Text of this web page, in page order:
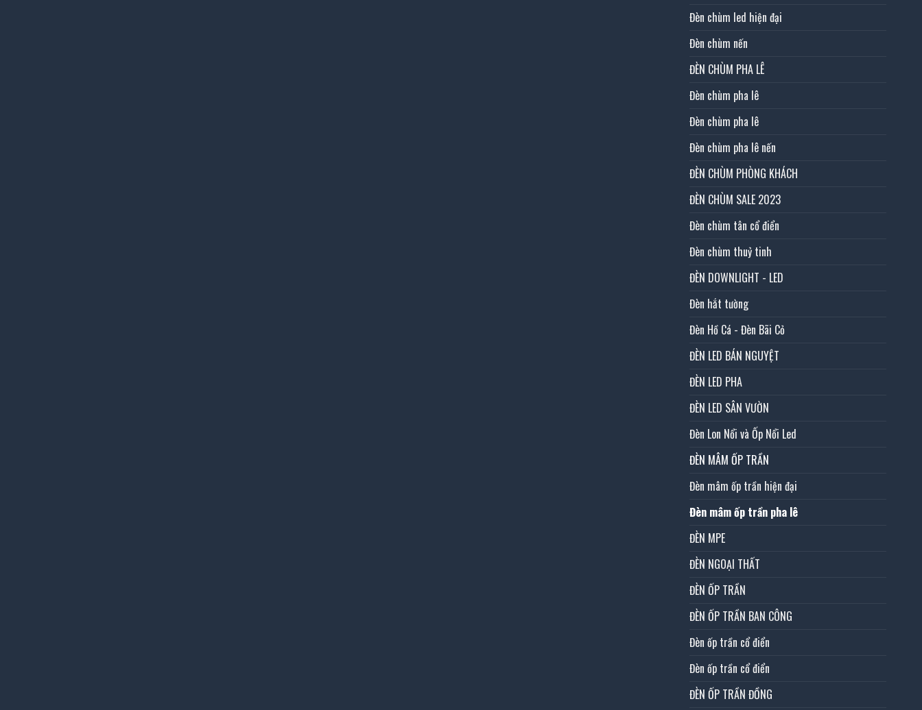
Đèn chùm led hiện đại
Đèn chùm nến
ĐÈN CHÙM PHA LÊ
Đèn chùm pha lê
Đèn chùm pha lê
Đèn chùm pha lê nến
ĐÈN CHÙM PHÒNG KHÁCH
ĐÈN CHÙM SALE 2023
Đèn chùm tân cổ điển
Đèn chùm thuỷ tinh
ĐÈN DOWNLIGHT - LED
Đèn hắt tường
Đèn Hồ Cá - Đèn Bãi Cỏ
ĐÈN LED BÁN NGUYỆT
ĐÈN LED PHA
ĐÈN LED SÂN VƯỜN
Đèn Lon Nổi và Ốp Nổi Led
ĐÈN MÂM ỐP TRẦN
Đèn mâm ốp trần hiện đại
Đèn mâm ốp trần pha lê
ĐÈN MPE
ĐÈN NGOẠI THẤT
ĐÈN ỐP TRẦN
ĐÈN ỐP TRẦN BAN CÔNG
Đèn ốp trần cổ điển
Đèn ốp trần cổ điển
ĐÈN ỐP TRẦN ĐỒNG